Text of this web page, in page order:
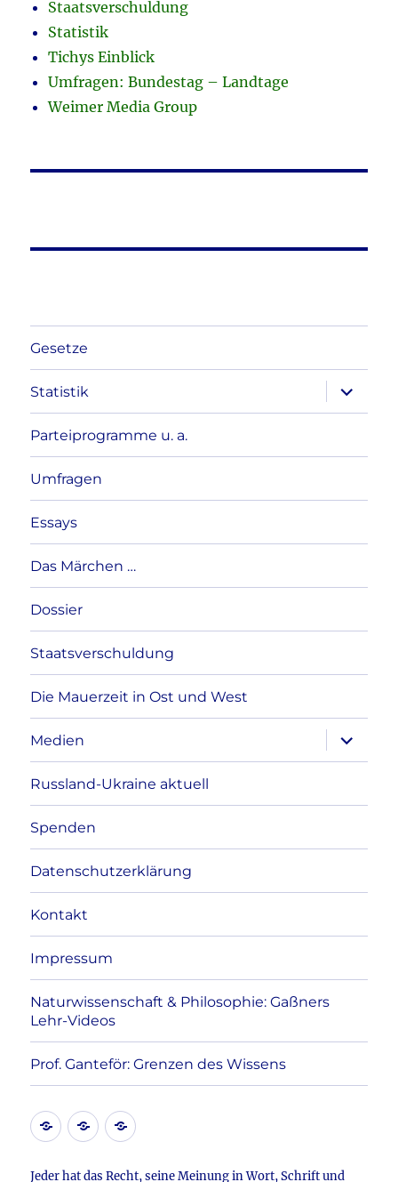
Staatsverschuldung
Statistik
Tichys Einblick
Umfragen: Bundestag – Landtage
Weimer Media Group
Gesetze
Statistik
anzeigen
Parteiprogramme u. a.
Umfragen
Essays
Das Märchen …
Dossier
Staatsverschuldung
Die Mauerzeit in Ost und West
Medien
anzeigen
Russland-Ukraine aktuell
Spenden
Datenschutzerklärung
Kontakt
Impressum
Naturwissenschaft & Philosophie: Gaßners
Lehr-Videos
Prof. Ganteför: Grenzen des Wissens
KontaktDatenschutzerklärung
Impressum
Jeder hat das Recht, seine Meinung in Wort, Schrift und